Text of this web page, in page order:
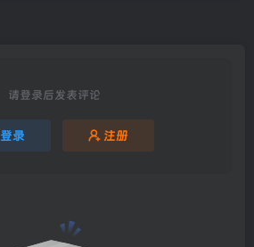
请登录后发表评论
登录 注册